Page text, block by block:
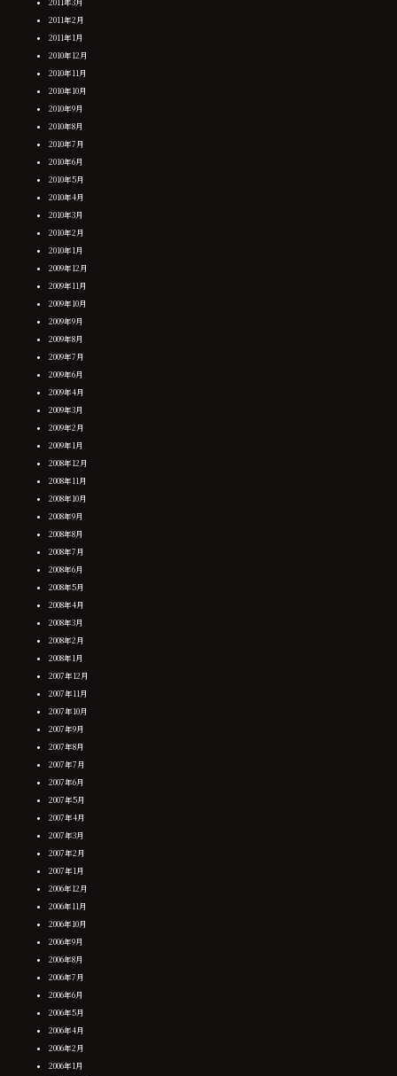
2011年2月
2011年1月
2010年12月
2010年11月
2010年10月
2010年9月
2010年8月
2010年7月
2010年6月
2010年5月
2010年4月
2010年3月
2010年2月
2010年1月
2009年12月
2009年11月
2009年10月
2009年9月
2009年8月
2009年7月
2009年6月
2009年4月
2009年3月
2009年2月
2009年1月
2008年12月
2008年11月
2008年10月
2008年9月
2008年8月
2008年7月
2008年6月
2008年5月
2008年4月
2008年3月
2008年2月
2008年1月
2007年12月
2007年11月
2007年10月
2007年9月
2007年8月
2007年7月
2007年6月
2007年5月
2007年4月
2007年3月
2007年2月
2007年1月
2006年12月
2006年11月
2006年10月
2006年9月
2006年8月
2006年7月
2006年6月
2006年5月
2006年4月
2006年2月
2006年1月